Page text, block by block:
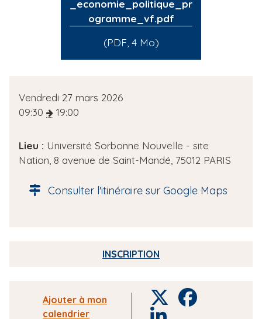
_economie_politique_pr
ogramme_vf.pdf
(PDF, 4 Mo)
D
a
e
d
Vendredi 27 mars 2026
09:30
19:00
Lieu : Université Sorbonne Nouvelle - site
Nation, 8 avenue de Saint-Mandé, 75012 PARIS
Consulter l'itinéraire sur Google Maps
INSCRIPTION
Ajouter à mon
calendrier
T
w
F
a
L